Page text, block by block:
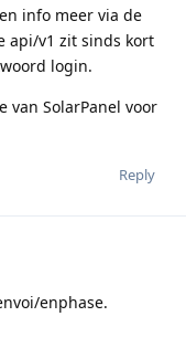
info meer via de
api/v1 zit sinds kort
login.
van SolarPanel voor
Reply
enphase.